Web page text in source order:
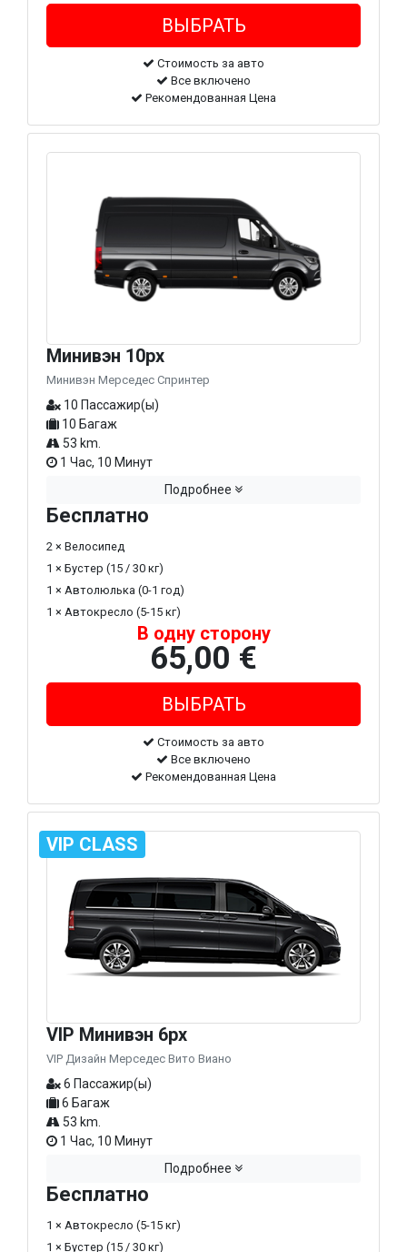
Стоимость за авто
Все включено
Рекомендованная Цена
Минивэн 10px
Минивэн Мерседес Спринтер
10 Пассажир(ы)
10 Багаж
53 km.
1 Час, 10 Минут
Подробнее
Бесплатно
2 × Велосипед
1 × Бустер (15 / 30 кг)
1 × Автолюлька (0-1 год)
1 × Автокресло (5-15 кг)
В одну сторону
65,00 €
Стоимость за авто
Все включено
Рекомендованная Цена
VIP CLASS
VIP Минивэн 6px
VIP Дизайн Мерседес Вито Виано
6 Пассажир(ы)
6 Багаж
53 km.
1 Час, 10 Минут
Подробнее
Бесплатно
1 × Автокресло (5-15 кг)
1 × Бустер (15 / 30 кг)